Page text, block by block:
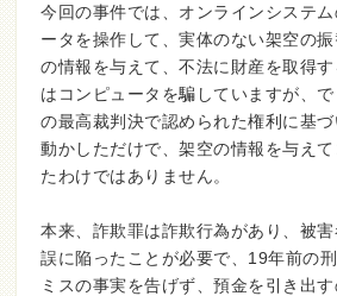
今回の事件では、オンラインシステ
ータを操作して、実体のない架空の
の情報を与えて、不法に財産を取得
はコンピュータを騙していますが、
の最高裁判決で認められた権利に基
動かしただけで、架空の情報を与え
たわけではありません。
本来、詐欺罪は詐欺行為があり、被
誤に陥ったことが必要で、19年前の
ミスの事実を告げず、預金を引き出